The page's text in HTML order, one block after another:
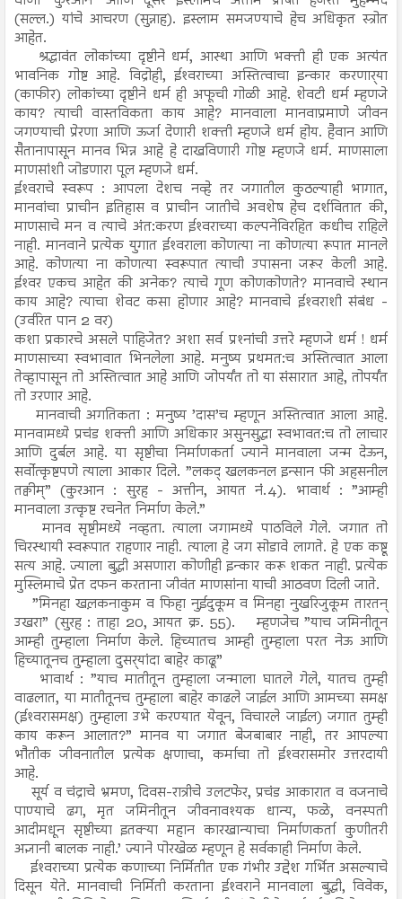
(सल्ल.) यांचे आचरण (सुन्नाह). इस्लाम समजण्याचे हेच अधिकृत स्त्रोत
आहेत.
श्रद्धावंत लोकांच्या दृष्टीने धर्म, आस्था आणि भक्ती ही एक अत्यंत
भावनिक गोष्ट आहे. विद्रोही, ईश्‍वराच्या अस्तित्वाचा इन्कार करणार्‍या
(काफीर) लोकांच्या दृष्टीने धर्म ही अफूची गोळी आहे. शेवटी धर्म म्हणजे
काय? त्याची वास्तविकता काय आहे? मानवाला मानवाप्रमाणे जीवन
जगण्याची प्रेरणा आणि ऊर्जा देणारी शक्ती म्हणजे धर्म होय. हैवान आणि
सैतानापासून मानव भिन्न आहे हे दाखविणारी गोष्ट म्हणजे धर्म. माणसाला
माणसांशी जोडणारा पूल म्हणजे धर्म.
ईश्‍वराचे स्वरूप : आपला देशच नव्हे तर जगातील कुठल्याही भागात,
मानवांचा प्राचीन इतिहास व प्राचीन जातीचे अवशेष हेच दर्शवितात की,
माणसाचे मन व त्याचे अंत:करण ईश्‍वराच्या कल्पनेविरहित कधीच राहिले
नाही. मानवाने प्रत्येक युगात ईश्‍वराला कोणत्या ना कोणत्या रूपात मानले
आहे. कोणत्या ना कोणत्या स्वरूपात त्याची उपासना जरूर केली आहे.
ईश्‍वर एकच आहेत की अनेक? त्याचे गूण कोणकोणते? मानवाचे स्थान
काय आहे? त्याचा शेवट कसा होणार आहे? मानवाचे ईश्‍वराशी संबंध -
(उर्वरित पान 2 वर)
कशा प्रकारचे असले पाहिजेत? अशा सर्व प्रश्‍नांची उत्तरे म्हणजे धर्म ! धर्म
माणसाच्या स्वभावात भिनलेला आहे. मनुष्य प्रथमत:च अस्तित्वात आला
तेव्हापासून तो अस्तित्वात आहे आणि जोपर्यंत तो या संसारात आहे, तोपर्यंत
तो उरणार आहे.
मानवाची अगतिकता : मनुष्य ’दास’च म्हणून अस्तित्वात आला आहे.
मानवामध्ये प्रचंड शक्ती आणि अधिकार असुनसुद्धा स्वभावत:च तो लाचार
आणि दुर्बल आहे. या सृष्टीचा निर्माणकर्ता ज्याने मानवाला जन्म देऊन,
सर्वोत्कृष्टपणे त्याला आकार दिले. ”लकद् खलकनल इन्सान फी अहसनील
तक्वीम्” (कुरआन : सुरह - अत्तीन, आयत नंं.4). भावार्थ : ”आम्ही
मानवाला उत्कृष्ट रचनेत निर्माण केले.”
मानव सृष्टीमध्ये नव्हता. त्याला जगामध्ये पाठविले गेले. जगात तो
चिरस्थायी स्वरूपात राहणार नाही. त्याला हे जग सोडावे लागते. हे एक कष्टू
सत्य आहे. ज्याला बुद्धी असणारा कोणीही इन्कार करू शकत नाही. प्रत्येक
मुस्लिमाचे प्रेत दफन करताना जीवंत माणसांना याची आठवण दिली जाते.
”मिनहा खल़कनाकुम व फिहा नुईदुकूम व मिनहा नुखरिजुकूम तारतन्
उखरा” (सुरह : ताहा 20, आयत क्र. 55). म्हणजेच ”याच जमिनीतून
आम्ही तुम्हाला निर्माण केले. हिच्यातच आम्ही तुम्हाला परत नेऊ आणि
हिच्यातूनच तुम्हाला दुसर्‍यांदा बाहेर काढू”
भावार्थ : ”याच मातीतून तुम्हाला जन्माला घातले गेले, यातच तुम्ही
वाढलात, या मातीतूनच तुम्हाला बाहेर काढले जाईल आणि आमच्या समक्ष
(ईश्‍वरासमक्ष) तुम्हाला उभे करण्यात येवून, विचारले जाईल) जगात तुम्ही
काय करून आलात?” मानव या जगात बेजबाबार नाही, तर आपल्या
भौतीक जीवनातील प्रत्येक क्षणाचा, कर्माचा तो ईश्‍वरासमोर उत्तरदायी
आहे.
सूर्य व चंद्राचे भ्रमण, दिवस-रात्रीचे उलटफेर, प्रचंड आकारात व वजनाचे
पाण्याचे ढग, मृत जमिनीतून जीवनावश्यक धान्य, फळे, वनस्पती
आदीमधून सृष्टीच्या इतक्या महान कारखान्याचा निर्माणकर्ता कुणीतरी
अज्ञानी बालक नाही.’ ज्याने पोरखेळ म्हणून हे सर्वकाही निर्माण केले.
ईश्‍वराच्या प्रत्येक कणाच्या निर्मितीत एक गंभीर उद्देश गर्भित असल्याचे
दिसून येते. मानवाची निर्मिती करताना ईश्‍वराने मानवाला बुद्धी, विवेक,